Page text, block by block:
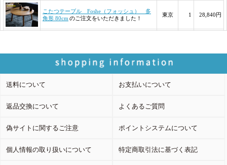
送料について お支払いについて
返品交換について よくあるご質問
偽サイトに関するご注意 ポイントシステムについて
個人情報の取り扱いについて 特定商取引法に基づく表記